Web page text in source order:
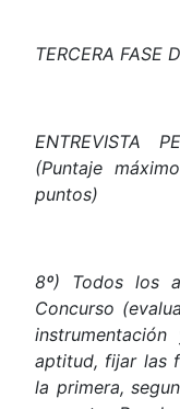
TERCERA FASE
ENTREVISTA
(Puntaje máximo
puntos)
8º) Todos los
Concurso
aptitud, fijar las
la primera,